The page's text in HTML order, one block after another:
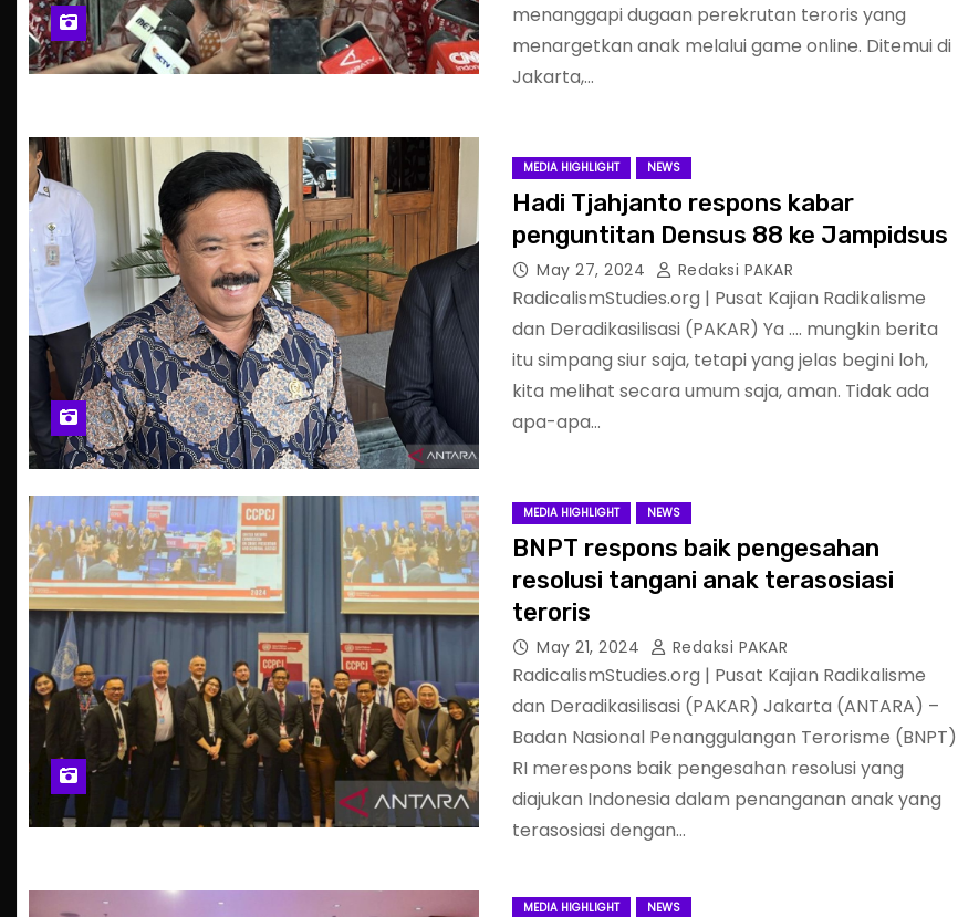
menanggapi dugaan perekrutan teroris yang
menargetkan anak melalui game online. Ditemui di
Jakarta,…
MEDIA HIGHLIGHT NEWS
Hadi Tjahjanto respons kabar
penguntitan Densus 88 ke Jampidsus
May 27, 2024 Redaksi PAKAR
RadicalismStudies.org | Pusat Kajian Radikalisme
dan Deradikasilisasi (PAKAR) Ya …. mungkin berita
itu simpang siur saja, tetapi yang jelas begini loh,
kita melihat secara umum saja, aman. Tidak ada
apa-apa…
MEDIA HIGHLIGHT NEWS
BNPT respons baik pengesahan
resolusi tangani anak terasosiasi
teroris
May 21, 2024 Redaksi PAKAR
RadicalismStudies.org | Pusat Kajian Radikalisme
dan Deradikasilisasi (PAKAR) Jakarta (ANTARA) –
Badan Nasional Penanggulangan Terorisme (BNPT)
RI merespons baik pengesahan resolusi yang
diajukan Indonesia dalam penanganan anak yang
terasosiasi dengan…
MEDIA HIGHLIGHT NEWS